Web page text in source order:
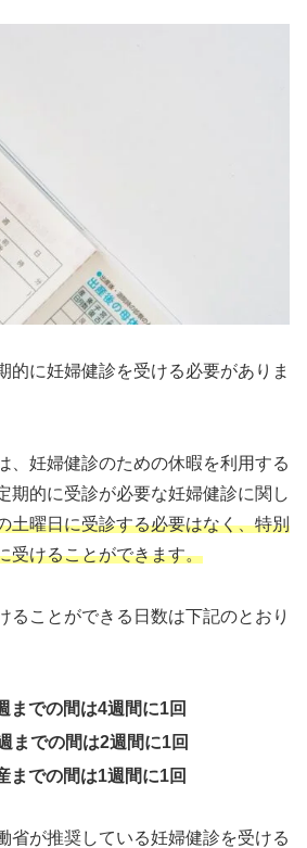
的に妊婦健診を受ける必要がありま
、妊婦健診のための休暇を利用する
期的に受診が必要な妊婦健診に関し
土曜日に受診する必要はなく、特別
受けることができます。
ることができる日数は下記のとおり
までの間は4週間に1回
までの間は2週間に1回
までの間は1週間に1回
省が推奨している妊婦健診を受ける